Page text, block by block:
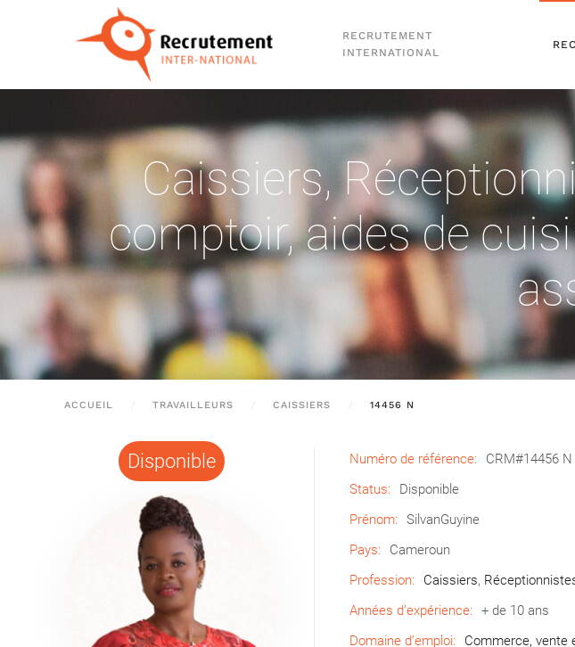
Passer au contenu principal
RECRUTEMENT
INTERNATIONAL
Caissiers,
comptoir, aides de
ACCUEIL TRAVAILLEURS CAISSIERS 14456 N
Disponible Numéro de référence:
CRM#14456 N
Status:
Disponible
Prénom:
SilvanGuyine
Pays:
Cameroun
Profession:
Caissiers,
Années d’expérience:
+ de 10 ans
Domaine d’emploi:
Commerce, vente